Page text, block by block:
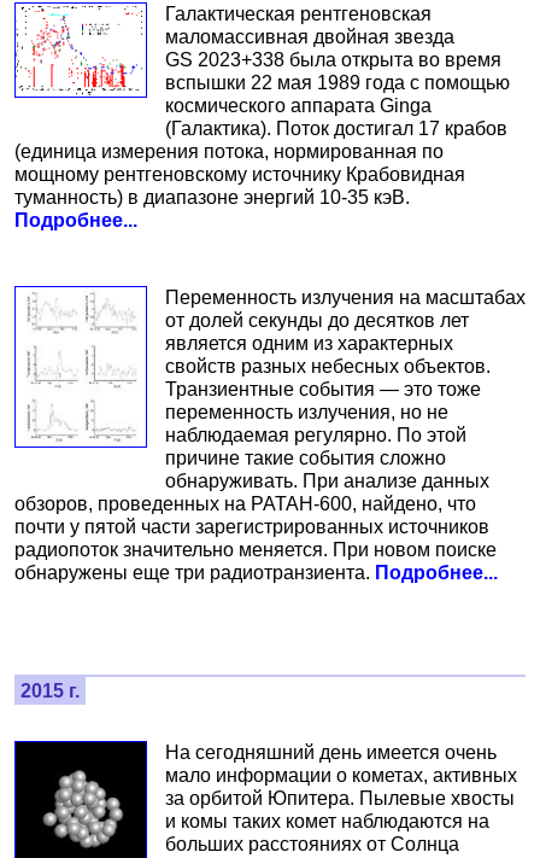
Галактическая рентгеновская
маломассивная двойная звезда
GS 2023+338 была открыта во время
вспышки 22 мая 1989 года с помощью
космического аппарата Ginga
(Галактика). Поток достигал 17 крабов
(единица измерения потока, нормированная по
мощному рентгеновскому источнику Крабовидная
туманность) в диапазоне энергий 10-35 кэВ.
Подробнее...
Переменность излучения на масштабах
от долей секунды до десятков лет
является одним из характерных
свойств разных небесных объектов.
Транзиентные события — это тоже
переменность излучения, но не
наблюдаемая регулярно. По этой
причине такие события сложно
обнаруживать. При анализе данных
обзоров, проведенных на РАТАН-600, найдено, что
почти у пятой части зарегистрированных источников
радиопоток значительно меняется. При новом поиске
обнаружены еще три радиотранзиента. Подробнее...
2015 г.
На сегодняшний день имеется очень
мало информации о кометах, активных
за орбитой Юпитера. Пылевые хвосты
и комы таких комет наблюдаются на
больших расстояниях от Солнца